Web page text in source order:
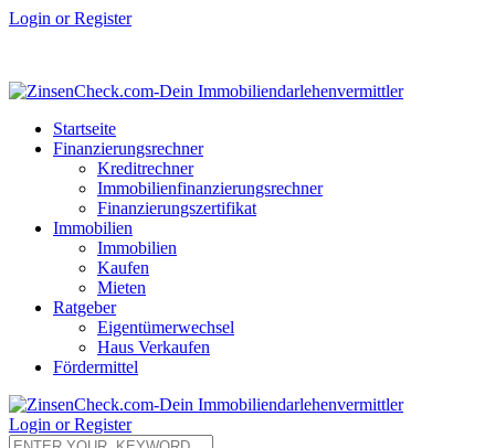
Login or Register
Startseite
Finanzierungsrechner
Kreditrechner
Immobilienfinanzierungsrechner
Finanzierungszertifikat
Immobilien
Immobilien
Kaufen
Mieten
Ratgeber
Eigentümerwechsel
Haus Verkaufen
Fördermittel
Login or Register